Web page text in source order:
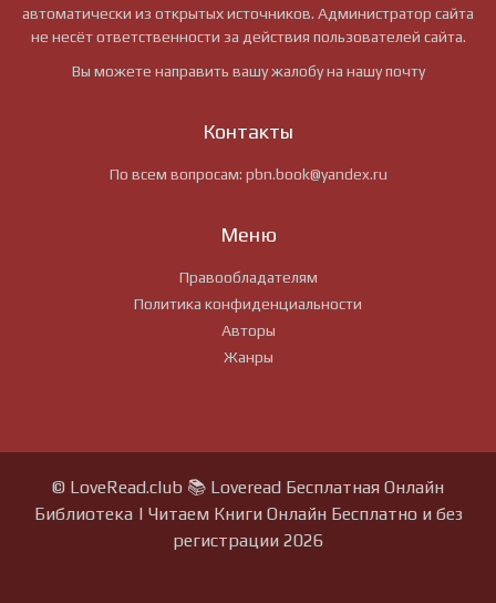
автоматически из открытых источников. Администратор сайта
не несёт ответственности за действия пользователей сайта.
Вы можете направить вашу жалобу на нашу почту
Контакты
По всем вопросам: pbn.book@yandex.ru
Меню
Правообладателям
Политика конфиденциальности
Авторы
Жанры
© LoveRead.club 📚 Loveread Бесплатная Онлайн
Библиотека | Читаем Книги Онлайн Бесплатно и без
регистрации 2026